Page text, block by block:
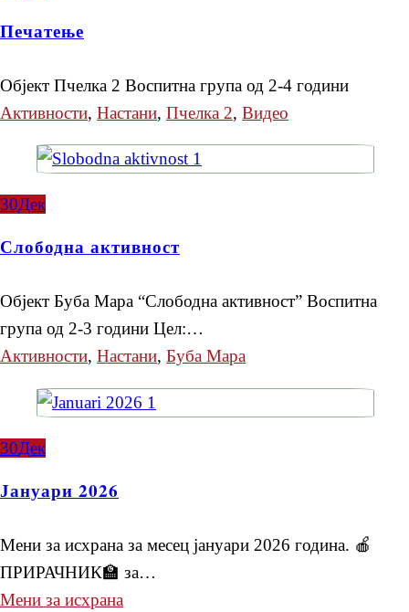
Печатење
Објект Пчелка 2 Воспитна група од 2-4 години
Активности, Настани, Пчелка 2, Видео
30Дек
Слободна активност
Објект Буба Мара “Слободна активност” Воспитна
група од 2-3 години Цел:…
Активности, Настани, Буба Мара
30Дек
Јануари 2026
Мени за исхрана за месец јануари 2026 година. 🍎
ПРИРАЧНИК🏫 за…
Мени за исхрана